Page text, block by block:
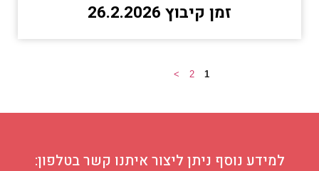
זמן קיבוץ 26.2.2026
1
2
>
למידע נוסף ניתן ליצור איתנו קשר בטלפון: